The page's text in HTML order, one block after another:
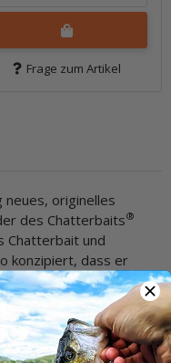
Frage zum Artikel
originelles
des Chatterbaits®
Chatterbait und
konzipiert, dass er
und durch das neu
eine einzigartige
erzeugt mit dem
Die Feder am